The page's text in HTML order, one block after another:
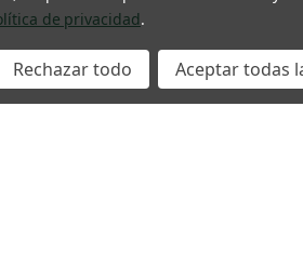
de privacidad.
Rechazar todo Aceptar todas